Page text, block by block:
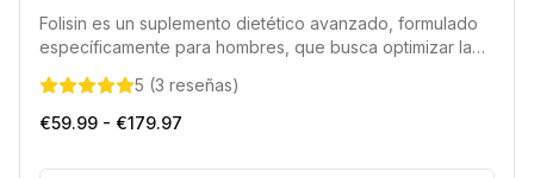
Folisin es un suplemento dietético avanzado, formulado
específicamente para hombres, que busca optimizar la
fomentar el crecimiento del cabello, disminuir su caída y
preservar su pigmentación natural, mientras apoyan los
5 (3 reseñas)
€59.99 - €179.97